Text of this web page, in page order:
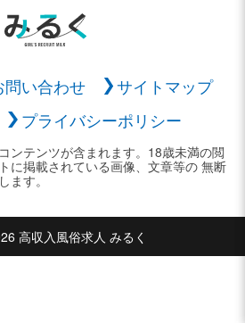
問い合わせ
サイトマップ
プライバシーポリシー
ンテンツが含まれます。18歳未満の閲
に掲載されている画像、文章等の 無断
ます。
高収入風俗求人 みるく